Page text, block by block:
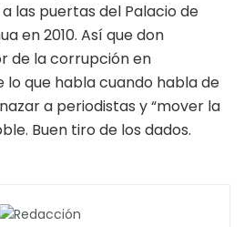
las puertas del Palacio de
en 2010. Así que don
de la corrupción en
lo que habla cuando habla de
a periodistas y “mover la
Buen tiro de los dados.